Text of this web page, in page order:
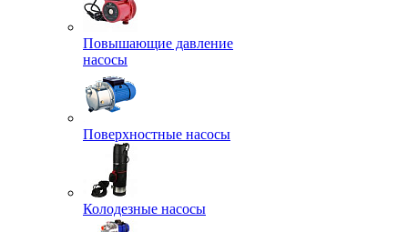
Повышающие давление
насосы
Поверхностные насосы
Колодезные насосы